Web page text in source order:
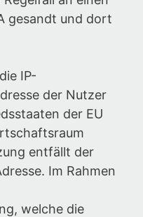
gesandt und dort
IP-
der Nutzer
der EU
entfällt der
Im Rahmen
welche die